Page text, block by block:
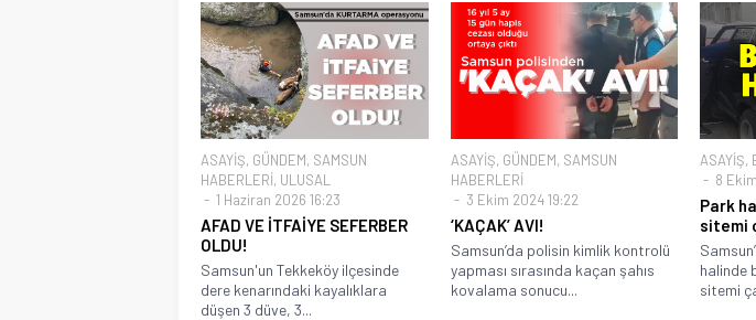
ASAYİŞ, GÜNDEM, SAMSUN
HABERLERİ, ULUSAL
1 Haziran 2026 16:23
AFAD VE İTFAİYE SEFERBER
OLDU!
Samsun'un Tekkeköy ilçesinde
dere kenarındaki kayalıklara
düşen 3 düve, 3...
ASAYİŞ, GÜNDEM, SAMSUN
HABERLERİ
3 Ekim 2024 19:22
‘KAÇAK’ AVI!
Samsun’da polisin kimlik kontrolü
yapması sırasında kaçan şahıs
kovalama sonucu...
ASAYİŞ,
8
Park
sitemi
halinde
sitemi